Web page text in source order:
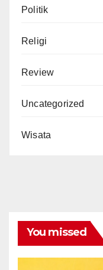
Politik
Religi
Review
Uncategorized
Wisata
You missed